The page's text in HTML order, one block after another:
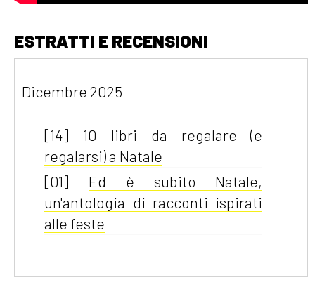
ESTRATTI E RECENSIONI
Dicembre 2025
[14] 10 libri da regalare (e
regalarsi) a Natale
[01] Ed è subito Natale,
un'antologia di racconti ispirati
alle feste